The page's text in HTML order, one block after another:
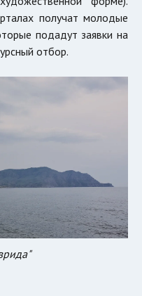
получат молодые
подадут заявки на
отбор.